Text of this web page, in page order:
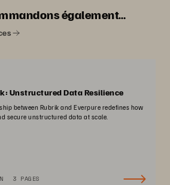
également…
Unstructured Data Resilience
between Rubrik and Everpure redefines how
secure unstructured data at scale.
3 PAGES